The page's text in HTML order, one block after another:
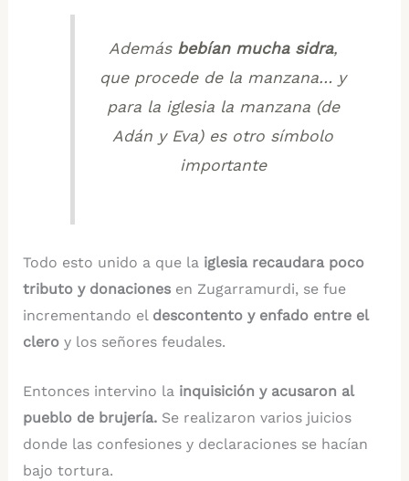
Además bebían mucha sidra,
que procede de la manzana… y
para la iglesia la manzana (de
Adán y Eva) es otro símbolo
importante
Todo esto unido a que la iglesia recaudara poco
tributo y donaciones en Zugarramurdi, se fue
incrementando el descontento y enfado entre el
cleroy los señores feudales.
Entonces intervino la inquisición y acusaron al
pueblo de brujería. Se realizaron varios juicios
donde las confesiones y declaraciones se hacían
bajo tortura.